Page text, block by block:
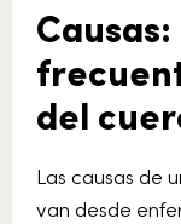
del
Las causas de
van desde